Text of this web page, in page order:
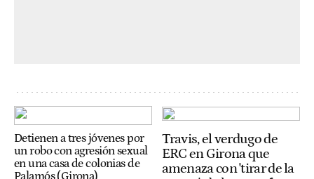
Detienen a tres jóvenes por
un robo con agresión sexual
en una casa de colonias de
Palamós (Girona)
Travis, el verdugo de
ERC en Girona que
amenaza con 'tirar de la